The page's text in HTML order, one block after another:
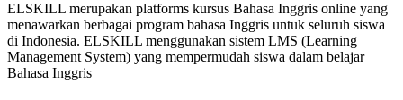
ELSKILL merupakan platforms kursus Bahasa Inggris online yang
menawarkan berbagai program bahasa Inggris untuk seluruh siswa
di Indonesia. ELSKILL menggunakan sistem LMS (Learning
Management System) yang mempermudah siswa dalam belajar
Bahasa Inggris